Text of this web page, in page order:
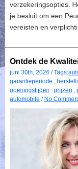
verzekeringsopties.
je besluit om een
vereisten en
Ontdek de
juni 30th, 2026 / Tags:
garantieperiode ,
openingstijden , prijzen ,
automobile / No